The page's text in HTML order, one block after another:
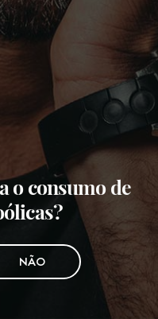
o consumo de
NÃO